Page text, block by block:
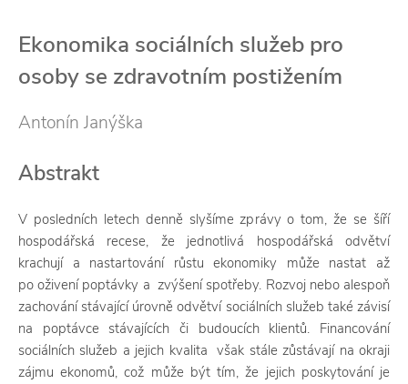
Ekonomika sociálních služeb pro
osoby se zdravotním postižením
Antonín Janýška
Abstrakt
V posledních letech denně slyšíme zprávy o tom, že se šíří
hospodářská recese, že jednotlivá hospodářská odvětví
krachují a nastartování růstu ekonomiky může nastat až
po oživení poptávky a zvýšení spotřeby. Rozvoj nebo alespoň
zachování stávající úrovně odvětví sociálních služeb také závisí
na poptávce stávajících či budoucích klientů. Financování
sociálních služeb a jejich kvalita však stále zůstávají na okraji
zájmu ekonomů, což může být tím, že jejich poskytování je